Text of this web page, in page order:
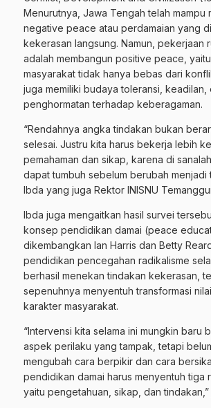
Menurutnya, Jawa Tengah telah mampu
negative peace atau perdamaian yang
kekerasan langsung. Namun, pekerjaan
adalah membangun positive peace,
masyarakat tidak hanya bebas dari
juga memiliki budaya toleransi, keadilan,
penghormatan terhadap keberagaman.
“Rendahnya angka tindakan bukan
selesai. Justru kita harus bekerja lebih
pemahaman dan sikap, karena di
dapat tumbuh sebelum berubah menjadi
Ibda yang juga Rektor INISNU
Ibda juga mengaitkan hasil survei
konsep pendidikan damai (peace
dikembangkan Ian Harris dan Betty
pendidikan pencegahan radikalisme
berhasil menekan tindakan kekerasan,
sepenuhnya menyentuh transformasi
karakter masyarakat.
“Intervensi kita selama ini mungkin baru
aspek perilaku yang tampak, tetapi
mengubah cara berpikir dan cara
pendidikan damai harus menyentuh tiga
yaitu pengetahuan, sikap, dan tindakan,”